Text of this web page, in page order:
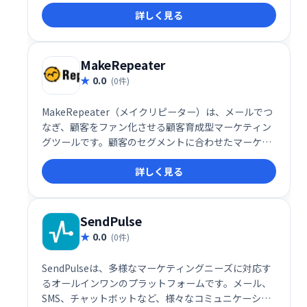
ン契約、支払い管理など、ビジネスに必要な機能をワ
ンストップで提供。スムーズなワークフローを実現
し、生産性を向上させます。
詳しく見る
MakeRepeater
0.0 (0件)
MakeRepeater（メイクリピーター）は、メールでつ
なぎ、顧客をファン化させる顧客育成型マーケティン
グツールです。顧客のセグメントに合わせたマーケテ
ィングアプローチが可能です。Makeshopとの連携が
できます。
詳しく見る
SendPulse
0.0 (0件)
SendPulseは、多様なマーケティングニーズに対応す
るオールインワンのプラットフォームです。メール、
SMS、チャットボットなど、様々なコミュニケーショ